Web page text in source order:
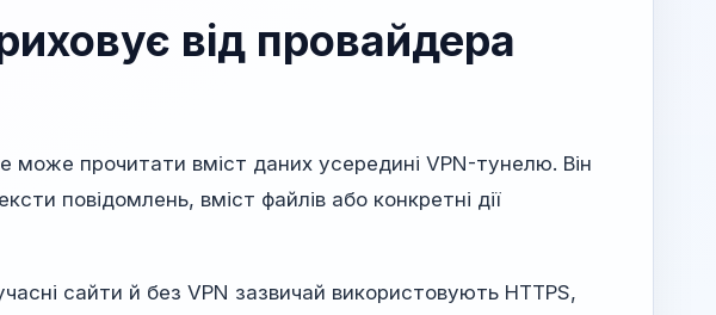
від провайдера
може прочитати вміст даних усередині VPN-тунелю. Він
повідомлень, вміст файлів або конкретні дії
сайти й без VPN зазвичай використовують HTTPS,